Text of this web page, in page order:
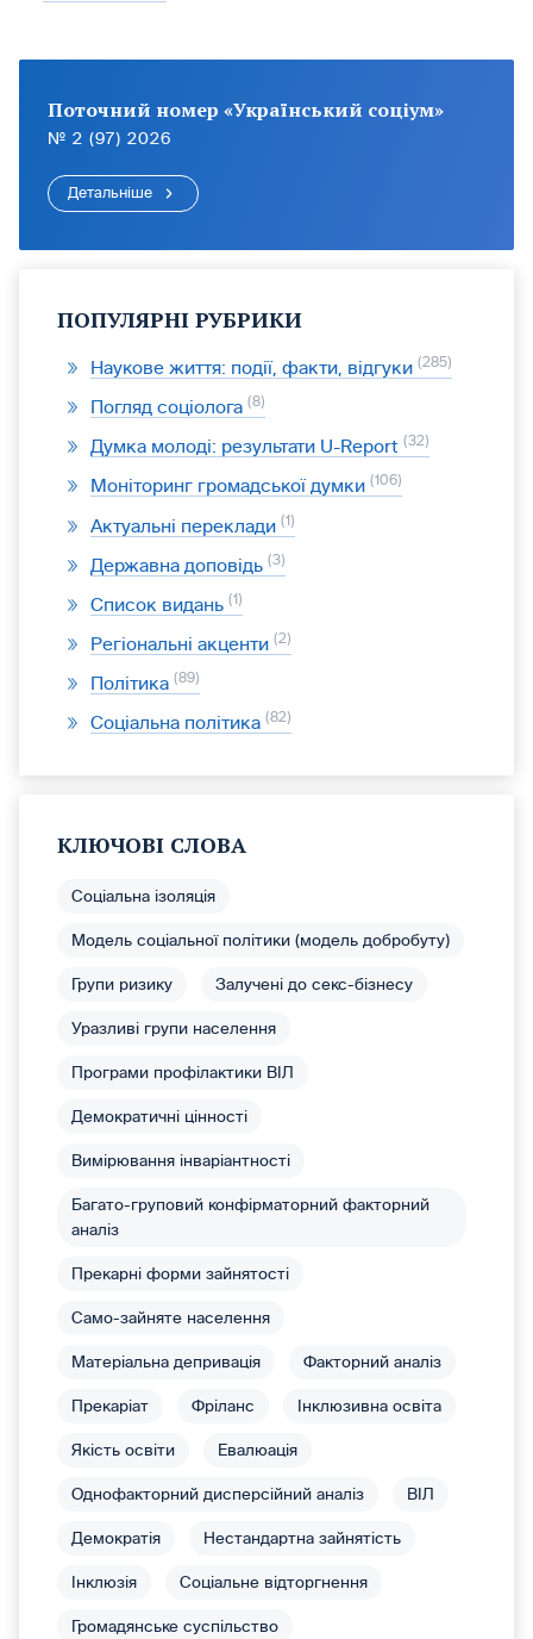
Поточний номер «Український соціум»
№ 2 (97) 2026
Детальніше
ПОПУЛЯРНІ РУБРИКИ
Наукове життя: події, факти, відгуки 285
Погляд соціолога 8
Думка молоді: результати U-Report 32
Моніторинг громадської думки 106
Актуальні переклади 1
Державна доповідь 3
Список видань 1
Регіональні акценти 2
Політика 89
Соціальна політика 82
КЛЮЧОВІ СЛОВА
Соціальна ізоляція
Модель соціальної політики (модель добробуту)
Групи ризику Залучені до секс-бізнесу
Уразливі групи населення
Програми профілактики ВІЛ
Демократичні цінності
Вимірювання інваріантності
Багато-груповий конфірматорний факторний
аналіз
Прекарні форми зайнятості
Само-зайняте населення
Матеріальна депривація Факторний аналіз
Прекаріат Фріланс Інклюзивна освіта
Якість освіти Евалюація
Однофакторний дисперсійний аналіз ВІЛ
Демократія Нестандартна зайнятість
Інклюзія Соціальне відторгнення
Громадянське суспільство